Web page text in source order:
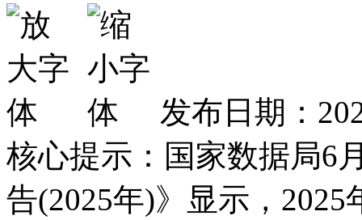
发布日期：
核心提示： 国家数据局6
告(2025年)》显示，